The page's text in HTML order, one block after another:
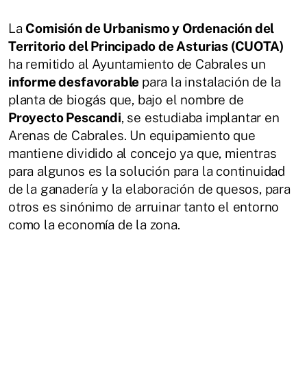
La Comisión de Urbanismo y Ordenación del
Territorio del Principado de Asturias (CUOTA)
ha remitido al Ayuntamiento de Cabrales un
informe desfavorable para la instalación de la
planta de biogás que, bajo el nombre de
Proyecto Pescandi, se estudiaba implantar en
Arenas de Cabrales. Un equipamiento que
mantiene dividido al concejo ya que, mientras
para algunos es la solución para la continuidad
de la ganadería y la elaboración de quesos, para
otros es sinónimo de arruinar tanto el entorno
como la economía de la zona.